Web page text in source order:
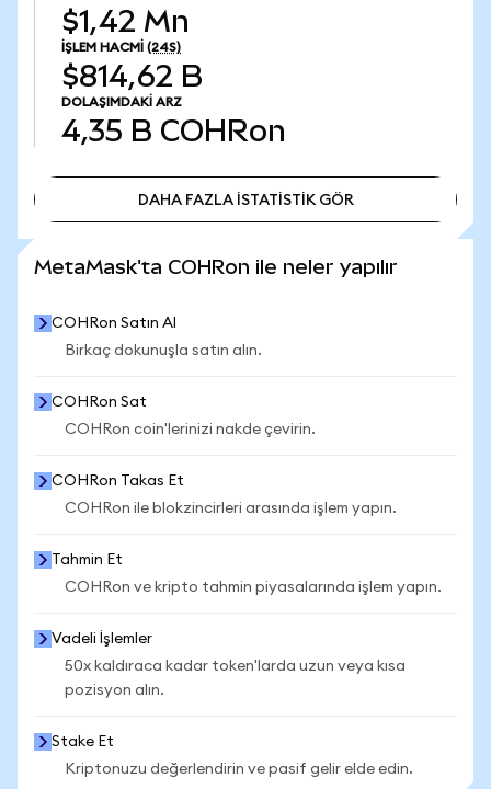
$1,42 Mn
İŞLEM HACMI (24S)
$814,62 B
DOLAŞIMDAKI ARZ
4,35 B COHRon
DAHA FAZLA İSTATİSTİK GÖR
MetaMask'ta COHRon ile neler yapılır
COHRon Satın Al
Birkaç dokunuşla satın alın.
COHRon Sat
COHRon coin'lerinizi nakde çevirin.
COHRon Takas Et
COHRon ile blokzincirleri arasında işlem yapın.
Tahmin Et
COHRon ve kripto tahmin piyasalarında işlem yapın.
Vadeli İşlemler
50x kaldıraca kadar token'larda uzun veya kısa
pozisyon alın.
Stake Et
Kriptonuzu değerlendirin ve pasif gelir elde edin.